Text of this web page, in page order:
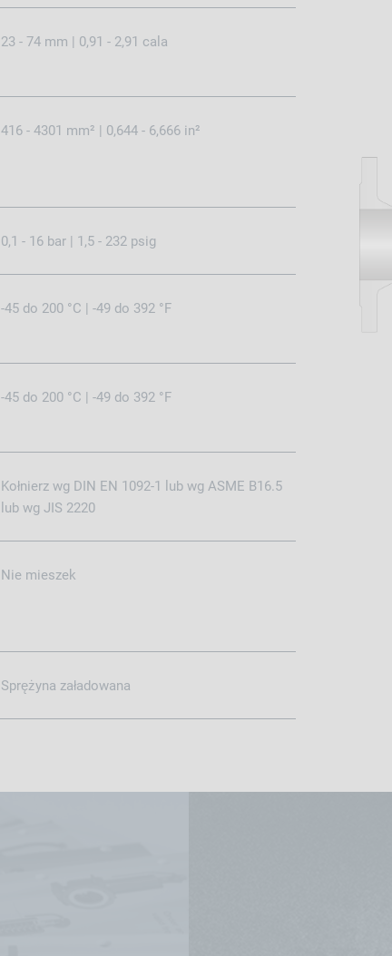
23 - 74 mm | 0,91 - 2,91 cala
416 - 4301 mm² | 0,644 - 6,666 in²
0,1 - 16 bar | 1,5 - 232 psig
-45 do 200 °C | -49 do 392 °F
-45 do 200 °C | -49 do 392 °F
Kołnierz wg DIN EN 1092-1 lub wg ASME B16.5
lub wg JIS 2220
Nie mieszek
Sprężyna załadowana